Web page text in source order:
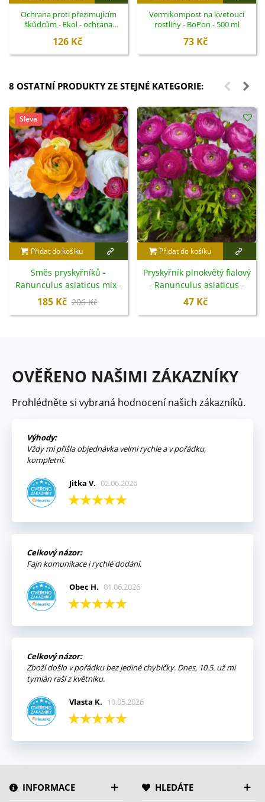
Ochrana proti přezimujícím
škůdcům - Ekol - ochrana
126 Kč
Vermikompost na kvetoucí
rostliny - BoPon - 500 ml
73 Kč
8 OSTATNÍ PRODUKTY ZE STEJNÉ KATEGORIE:
Sleva
Přidat do košíku
Směs pryskyřníků -
Ranunculus asiaticus mix -
cibuloviny - 15 ks
185 Kč 206 Kč
Přidat do košíku
Pryskyřník plnokvětý fialový
- Ranunculus asiaticus -
cibuloviny - 3 ks
47 Kč
OVĚŘENO NAŠIMI ZÁKAZNÍKY
Prohlédněte si vybraná hodnocení našich zákazníků.
Výhody:
Vždy mi přišla objednávka velmi rychle a v pořádku,
kompletní.
Jitka V. 02.06.2026
Celkový názor:
Fajn komunikace i rychlé dodání.
Obec H. 01.06.2026
Celkový názor:
Zboží došlo v pořádku bez jediné chybičky. Dnes, 10.5. už mi
tymián raší z květníku.
Vlasta K. 10.05.2026
INFORMACE HLEDÁTE